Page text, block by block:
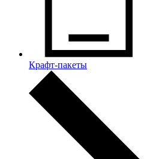
Крафт-пакеты